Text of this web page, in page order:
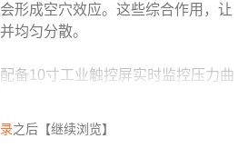
形成空穴效应。这些综合作用，让
均匀分散。
备10寸工业触控屏实时监控压力曲
之后【继续浏览】